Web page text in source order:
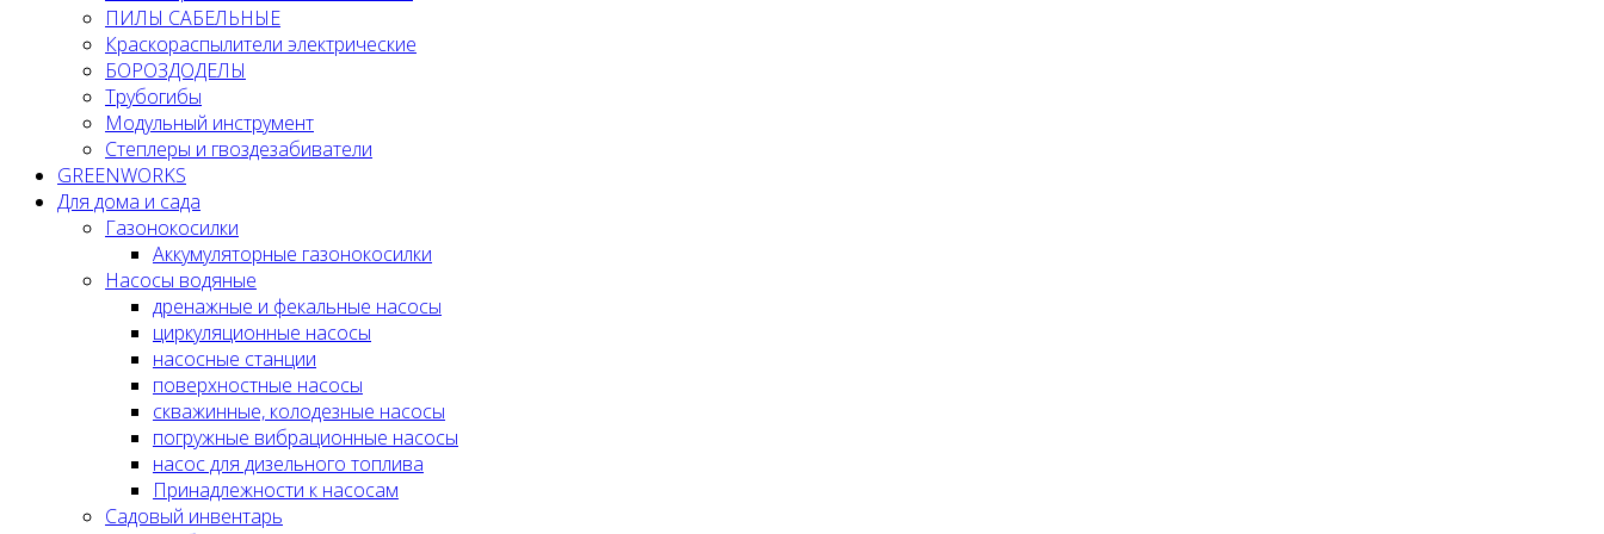
ПИЛЫ САБЕЛЬНЫЕ
Краскораспылители электрические
БОРОЗДОДЕЛЫ
Трубогибы
Модульный инструмент
Степлеры и гвоздезабиватели
GREENWORKS
Для дома и сада
Газонокосилки
Аккумуляторные газонокосилки
Насосы водяные
дренажные и фекальные насосы
циркуляционные насосы
насосные станции
поверхностные насосы
скважинные, колодезные насосы
погружные вибрационные насосы
насос для дизельного топлива
Принадлежности к насосам
Садовый инвентарь